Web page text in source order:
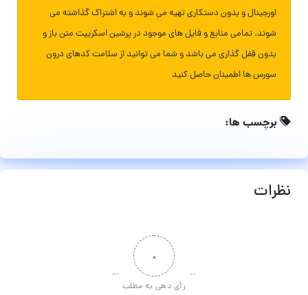
اورجینال و بدون دستکاری تهیه می شوند و به اشتراک گذاشته می
شوند. تمامی منابع و فایل های موجود در پرشین اسکریپت متن باز و
بدون قفل گذاری می باشد و شما می توانید از سلامت کدهای درون
سورس ها اطمینان حاصل کنید
برچسب ها:
نظرات
۰
رأی دهی به مطلب